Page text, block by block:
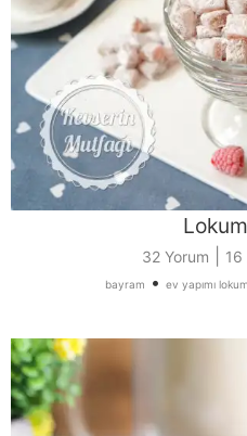
32 Yorum 16
bayram • ev yapımı lokum